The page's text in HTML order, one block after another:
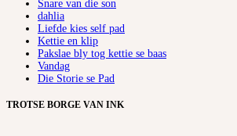
Snare van die son
dahlia
Liefde kies self pad
Kettie en klip
Pakslae bly tog kettie se baas
Vandag
Die Storie se Pad
TROTSE BORGE VAN INK